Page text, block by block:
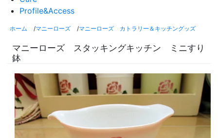
Profile&Access
ホーム /マニーローズ /マニーローズ カトラリー＆キッチングッズ
マニーローズ スタッキングキッチン ミニすり
鉢